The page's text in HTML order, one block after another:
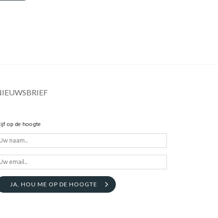
op de hoogte
JA, HOU ME OP DE HOOGTE